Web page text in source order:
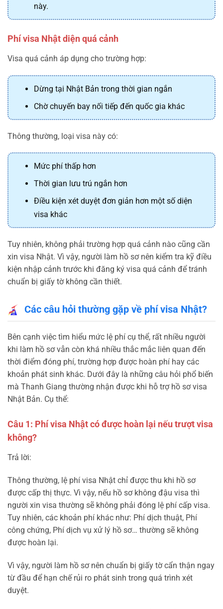
này.
Phí visa Nhật diện quá cảnh
Visa quá cảnh áp dụng cho trường hợp:
Dừng tại Nhật Bản trong thời gian ngắn
Chờ chuyến bay nối tiếp đến quốc gia khác
Thông thường, loại visa này có:
Mức phí thấp hơn
Thời gian lưu trú ngắn hơn
Điều kiện xét duyệt đơn giản hơn một số diện
visa khác
Tuy nhiên, không phải trường hợp quá cảnh nào cũng cần
xin visa Nhật. Vì vậy, người làm hồ sơ nên kiểm tra kỹ điều
kiện nhập cảnh trước khi đăng ký visa quá cảnh để tránh
chuẩn bị giấy tờ không cần thiết.
Các câu hỏi thường gặp về phí visa Nhật?
Bên cạnh việc tìm hiểu mức lệ phí cụ thể, rất nhiều người
khi làm hồ sơ vẫn còn khá nhiều thắc mắc liên quan đến
thời điểm đóng phí, trường hợp được hoàn phí hay các
khoản phát sinh khác. Dưới đây là những câu hỏi phổ biến
mà Thanh Giang thường nhận được khi hỗ trợ hồ sơ visa
Nhật Bản. Cụ thể:
Câu 1: Phí visa Nhật có được hoàn lại nếu trượt visa
không?
Trả lời:
Thông thường, lệ phí visa Nhật chỉ được thu khi hồ sơ
được cấp thị thực. Vì vậy, nếu hồ sơ không đậu visa thì
người xin visa thường sẽ không phải đóng lệ phí cấp visa.
Tuy nhiên, các khoản phí khác như: Phí dịch thuật, Phí
công chứng, Phí dịch vụ xử lý hồ sơ… thường sẽ không
được hoàn lại.
Vì vậy, người làm hồ sơ nên chuẩn bị giấy tờ cẩn thận ngay
từ đầu để hạn chế rủi ro phát sinh trong quá trình xét
duyệt.